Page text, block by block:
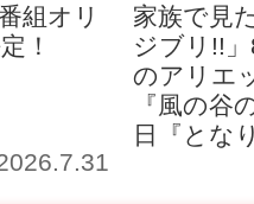
組オリ
！
家族で見
ジブリ!!
のアリエ
『風の谷
日『とな